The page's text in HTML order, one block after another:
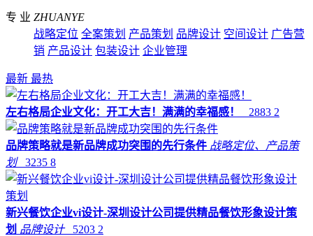
专 业 ZHUANYE
战略定位 全案策划 产品策划 品牌设计 空间设计 广告营
销 产品设计 包装设计 企业管理
最新 最热
左右格局企业文化：开工大吉！满满的幸福感！ 2883 2
品牌策略就是新品牌成功突围的先行条件 战略定位、产品策
划 3235 8
新兴餐饮企业vi设计-深圳设计公司提供精品餐饮形象设计策
划 品牌设计 5203 2